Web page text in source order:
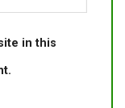
in this